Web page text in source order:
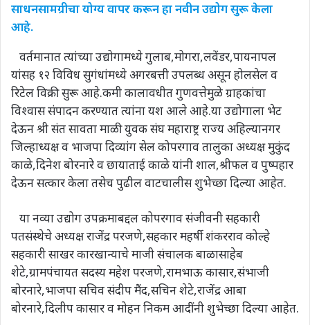
साधनसामग्रीचा योग्य वापर करून हा नवीन उद्योग सुरू केला
आहे.
वर्तमानात त्यांच्या उद्योगामध्ये गुलाब,मोगरा,लवेंडर,पायनापल
यांसह १२ विविध सुगंधांमध्ये अगरबत्ती उपलब्ध असून होलसेल व
रिटेल विक्री सुरू आहे.कमी कालावधीत गुणवत्तेमुळे ग्राहकांचा
विश्वास संपादन करण्यात त्यांना यश आले आहे.या उद्योगाला भेट
देऊन श्री संत सावता माळी युवक संघ महाराष्ट्र राज्य अहिल्यानगर
जिल्हाध्यक्ष व भाजपा दिव्यांग सेल कोपरगाव तालुका अध्यक्ष मुकुंद
काळे,दिनेश बोरनारे व छायाताई काळे यांनी शाल,श्रीफल व पुष्पहार
देऊन सत्कार केला तसेच पुढील वाटचालीस शुभेच्छा दिल्या आहेत.
या नव्या उद्योग उपक्रमाबद्दल कोपरगाव संजीवनी सहकारी
पतसंस्थेचे अध्यक्ष राजेंद्र परजणे,सहकार महर्षी शंकरराव कोल्हे
सहकारी साखर कारखान्याचे माजी संचालक बाळासाहेब
शेटे,ग्रामपंचायत सदस्य महेश परजणे,रामभाऊ कासार,संभाजी
बोरनारे,भाजपा सचिव संदीप मैंद,सचिन शेटे,राजेंद्र आबा
बोरनारे,दिलीप कासार व मोहन निकम आदींनी शुभेच्छा दिल्या आहेत.